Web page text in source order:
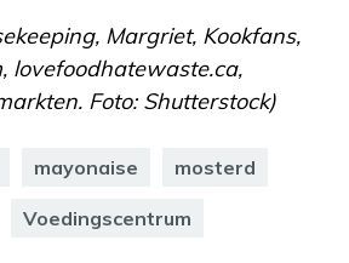
Margriet, Kookfans,
lovefoodhatewaste.ca,
Foto: Shutterstock)
mayonaise mosterd
Voedingscentrum